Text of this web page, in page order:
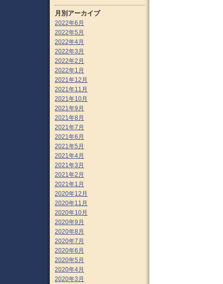
月別アーカイブ
2022年6月
2022年5月
2022年4月
2022年3月
2022年2月
2022年1月
2021年12月
2021年11月
2021年10月
2021年9月
2021年8月
2021年7月
2021年6月
2021年5月
2021年4月
2021年3月
2021年2月
2021年1月
2020年12月
2020年11月
2020年10月
2020年9月
2020年8月
2020年7月
2020年6月
2020年5月
2020年4月
2020年3月